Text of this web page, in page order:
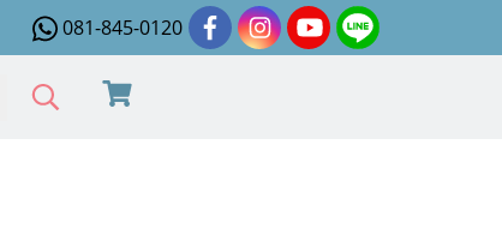
081-845-0120